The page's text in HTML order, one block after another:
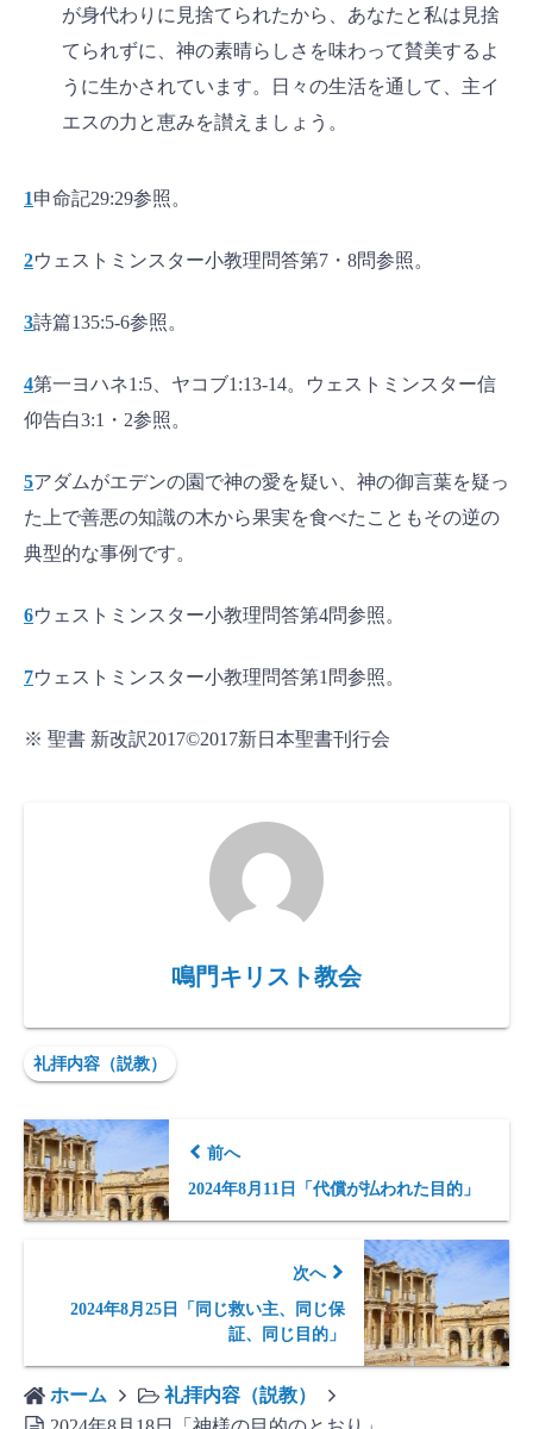
が身代わりに見捨てられたから、あなたと私は見捨
てられずに、神の素晴らしさを味わって賛美するよ
うに生かされています。日々の生活を通して、主イ
エスの力と恵みを讃えましょう。
1申命記29:29参照。
2ウェストミンスター小教理問答第7・8問参照。
3詩篇135:5-6参照。
4第一ヨハネ1:5、ヤコブ1:13-14。ウェストミンスター信
仰告白3:1・2参照。
5アダムがエデンの園で神の愛を疑い、神の御言葉を疑っ
た上で善悪の知識の木から果実を食べたこともその逆の
典型的な事例です。
6ウェストミンスター小教理問答第4問参照。
7ウェストミンスター小教理問答第1問参照。
※ 聖書 新改訳2017©2017新日本聖書刊行会
鳴門キリスト教会
礼拝内容（説教）
前へ
2024年8月11日「代償が払われた目的」
次へ
2024年8月25日「同じ救い主、同じ保
証、同じ目的」
ホーム
礼拝内容（説教）